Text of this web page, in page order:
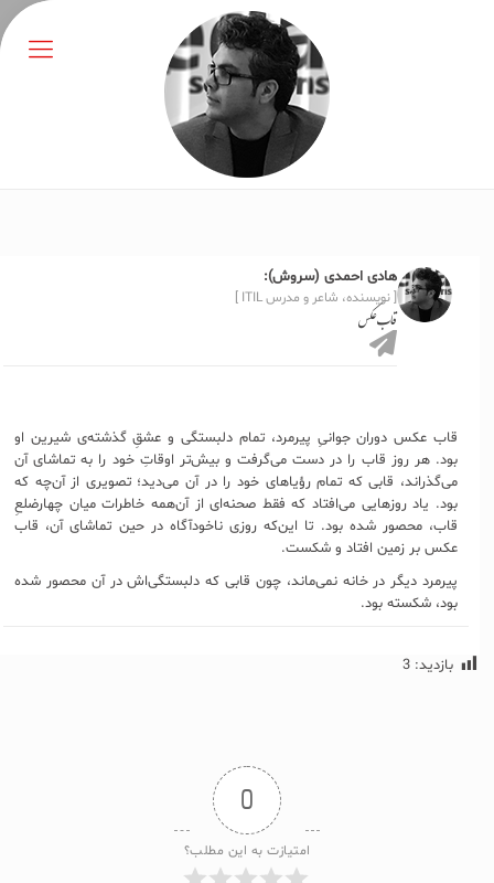
هادی احمدی (سروش):
[ نویسنده، شاعر و مدرس ITIL ]
قاب عکس
قاب عکس دوران جوانیِ پیرمرد، تمام دلبستگی و عشقِ گذشته‌ی شیرین او
بود. هر روز قاب را در دست می‌گرفت و بیش‌تر اوقاتِ خود را به تماشای آن
می‌گذراند، قابی که تمام رؤیاهای خود را در آن می‌دید؛ تصویری از آن‌چه که
بود. یاد روزهایی می‌افتاد که فقط صحنه‌ای از آن‌همه خاطرات میان چهارضلعِ
قاب، محصور شده بود. تا این‌که روزی ناخودآگاه در حین تماشای آن، قاب
عکس بر زمین افتاد و شکست.
پیرمرد دیگر در خانه نمی‌ماند، چون قابی که دلبستگی‌اش در‌ آن محصور شده
بود، شکسته بود.
بازدید: 3
0
امتیازت به این مطلب؟